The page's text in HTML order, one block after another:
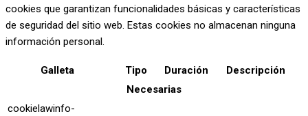
cookies que garantizan funcionalidades básicas y características
de seguridad del sitio web. Estas cookies no almacenan ninguna
información personal.
Galleta Tipo Duración
Descripción
Necesarias
cookielawinfo-